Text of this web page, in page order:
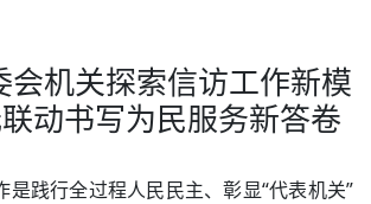
会机关探索信访工作新模
动书写为民服务新答卷
是践行全过程人民民主、彰显“代表机关”